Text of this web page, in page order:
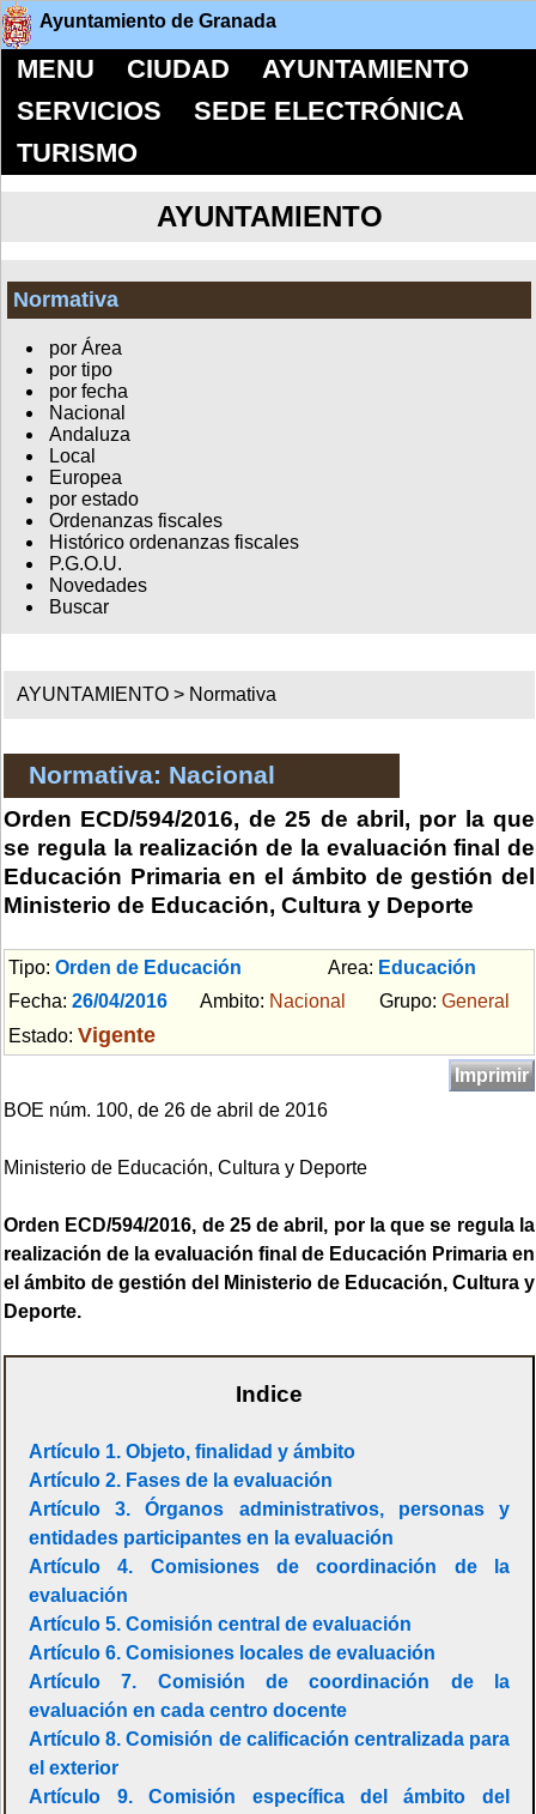
Ayuntamiento de Granada
MENU CIUDAD
AYUNTAMIENTO
SERVICIOS
SEDE ELECTRÓNICA
TURISMO
AYUNTAMIENTO
Normativa
por Área
por tipo
por fecha
Nacional
Andaluza
Local
Europea
por estado
Ordenanzas fiscales
Histórico ordenanzas fiscales
P.G.O.U.
Novedades
Buscar
AYUNTAMIENTO > Normativa
Normativa: Nacional
Orden ECD/594/2016, de 25 de abril, por la que
se regula la realización de la evaluación final de
Educación Primaria en el ámbito de gestión del
Ministerio de Educación, Cultura y Deporte
Tipo: Orden de Educación Area: Educación
Fecha: 26/04/2016 Ambito: Nacional Grupo: General
Estado: Vigente
Imprimir
BOE núm. 100, de 26 de abril de 2016
Ministerio de Educación, Cultura y Deporte
Orden ECD/594/2016, de 25 de abril, por la que se regula la
realización de la evaluación final de Educación Primaria en
el ámbito de gestión del Ministerio de Educación, Cultura y
Deporte.
Indice
Artículo 1. Objeto, finalidad y ámbito
Artículo 2. Fases de la evaluación
Artículo 3. Órganos administrativos, personas y
entidades participantes en la evaluación
Artículo 4. Comisiones de coordinación de la
evaluación
Artículo 5. Comisión central de evaluación
Artículo 6. Comisiones locales de evaluación
Artículo 7. Comisión de coordinación de la
evaluación en cada centro docente
Artículo 8. Comisión de calificación centralizada para
el exterior
Artículo 9. Comisión específica del ámbito del